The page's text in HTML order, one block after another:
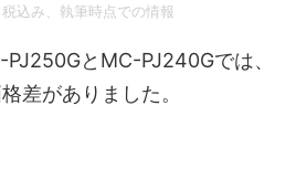
込み、執筆時点での情報
とMC-PJ240Gでは、
差がありました。